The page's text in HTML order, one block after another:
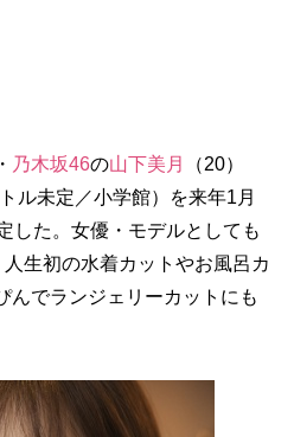
乃木坂46の山下美月
（20）
ル未定／小学館）を来年1月
した。女優・モデルとしても
人生初の水着カットやお風呂カ
んでランジェリーカットにも